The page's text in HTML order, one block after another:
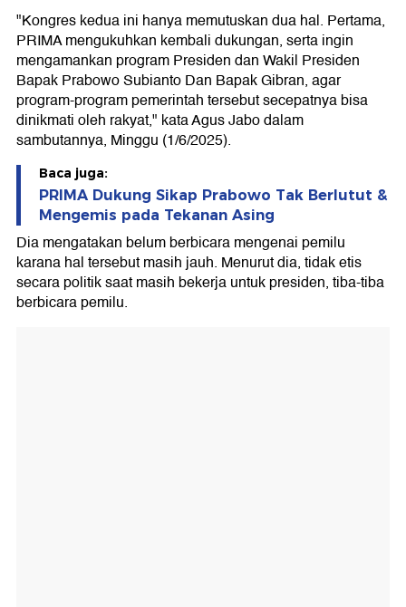
"Kongres kedua ini hanya memutuskan dua hal. Pertama,
PRIMA mengukuhkan kembali dukungan, serta ingin
mengamankan program Presiden dan Wakil Presiden
Bapak Prabowo Subianto Dan Bapak Gibran, agar
program-program pemerintah tersebut secepatnya bisa
dinikmati oleh rakyat," kata Agus Jabo dalam
sambutannya, Minggu (1/6/2025).
Baca juga:
PRIMA Dukung Sikap Prabowo Tak Berlutut &
Mengemis pada Tekanan Asing
Dia mengatakan belum berbicara mengenai pemilu
karana hal tersebut masih jauh. Menurut dia, tidak etis
secara politik saat masih bekerja untuk presiden, tiba-tiba
berbicara pemilu.